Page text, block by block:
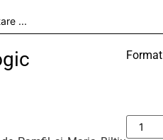
Format